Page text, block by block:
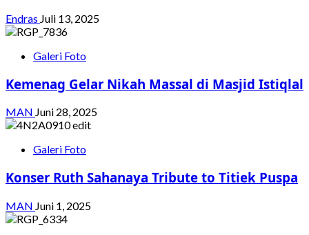
Endras Juli 13, 2025
Galeri Foto
Kemenag Gelar Nikah Massal di Masjid Istiqlal
MAN Juni 28, 2025
Galeri Foto
Konser Ruth Sahanaya Tribute to Titiek Puspa
MAN Juni 1, 2025